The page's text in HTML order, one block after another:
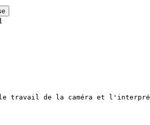
travail de la caméra et